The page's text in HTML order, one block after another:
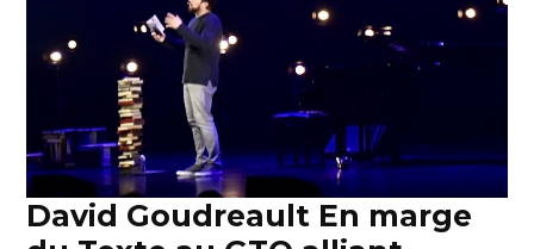
David Goudreault En marge